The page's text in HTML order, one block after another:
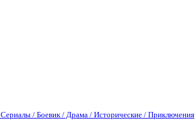
Сериалы / Боевик / Драма / Исторические / Приключения